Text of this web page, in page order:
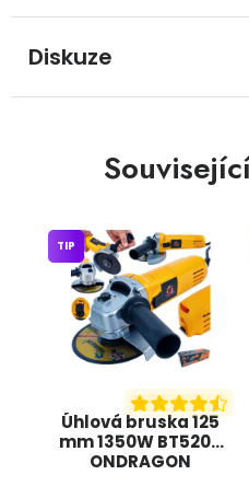
Diskuze
Úhlová bruska 125
mm 1350W BT5205
ONDRAGON
TIP